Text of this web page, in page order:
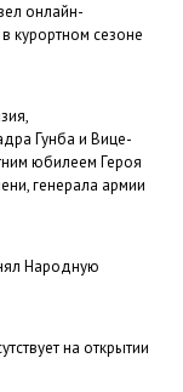
онлайн-
курортном сезоне
Гунба и Вице-
юбилеем Героя
генерала армии
Народную
на открытии